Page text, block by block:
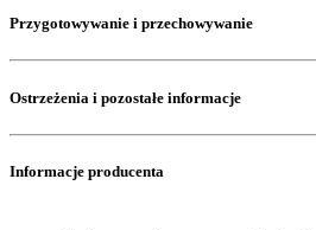
Przygotowywanie i przechowywanie
Ostrzeżenia i pozostałe informacje
Informacje producenta